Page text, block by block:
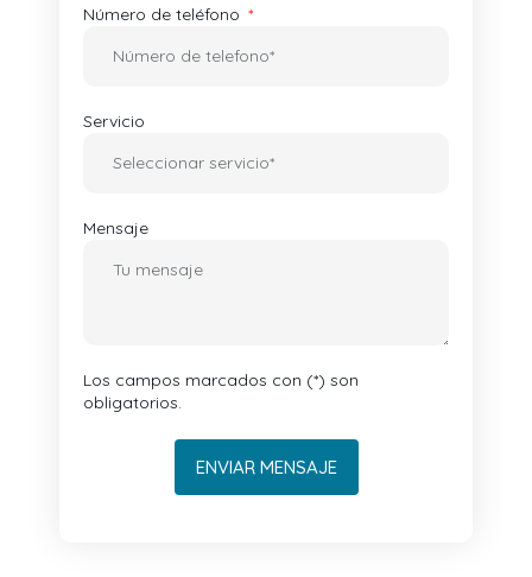
Número de teléfono
Servicio
Mensaje
Los campos marcados con (*) son
obligatorios.
ENVIAR MENSAJE